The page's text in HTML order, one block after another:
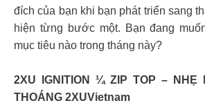
đích của bạn khi bạn phát triển sang
hiện từng bước một. Bạn đang
mục tiêu nào trong tháng này?
2XU IGNITION ¼ ZIP TOP – NHẸ
THOÁNG 2XUVietnam